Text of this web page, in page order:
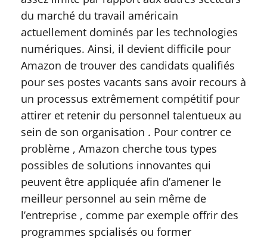
du marché du travail américain
actuellement dominés par les technologies
numériques. Ainsi, il devient difficile pour
Amazon de trouver des candidats qualifiés
pour ses postes vacants sans avoir recours à
un processus extrêmement compétitif pour
attirer et retenir du personnel talentueux au
sein de son organisation . Pour contrer ce
problème , Amazon cherche tous types
possibles de solutions innovantes qui
peuvent être appliquée afin d’amener le
meilleur personnel au sein même de
l’entreprise , comme par exemple offrir des
programmes spcialisés ou former